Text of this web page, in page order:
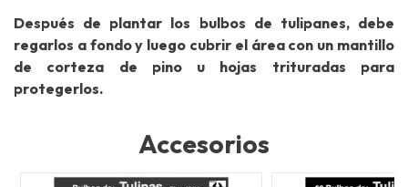
Después de plantar los bulbos de tulipanes, debe
regarlos a fondo y luego cubrir el área con un mantillo
de corteza de pino u hojas trituradas para
protegerlos.
Accesorios